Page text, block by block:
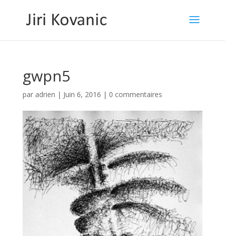
gwpn5
par adrien | Juin 6, 2016 | 0 commentaires